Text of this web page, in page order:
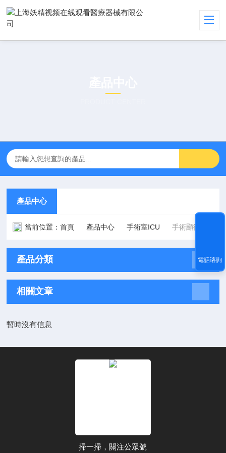
產品中心
當前位置：首頁 產品中心 手術室ICU 手術顯微鏡
產品分類
相關文章
暫時沒有信息
掃一掃，關注公眾號
電話谘詢